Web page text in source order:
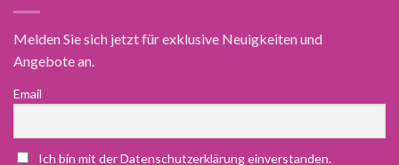
Melden Sie sich jetzt für exklusive Neuigkeiten und
Angebote an.
Email
Ich bin mit der Datenschutzerklärung einverstanden.